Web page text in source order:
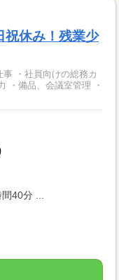
休み！残業少
カ
・備品、会議室管理 ・
40分 ...